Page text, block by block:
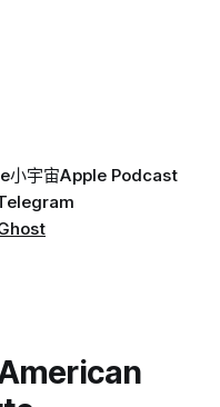
其选区已被列为胜负难
小宇宙Apple Podcast